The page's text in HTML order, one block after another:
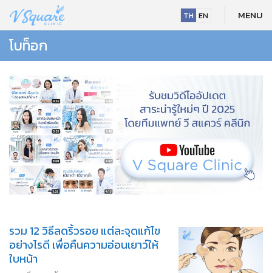
content
NEW
TH EN MENU
โบท็อก
รวม 12 วิธีลดริ้วรอย แต่ละจุดแก้ไข
อย่างไรดี เพื่อคืนความอ่อนเยาว์ให้
ใบหน้า